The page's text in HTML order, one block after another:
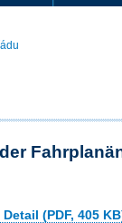
(PDF, 405